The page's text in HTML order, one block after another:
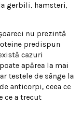
gerbili, hamsteri,
nu prezintă
predispun
cazuri
apărea la mai
testele de sânge la
anticorpi, ceea ce
ce a trecut